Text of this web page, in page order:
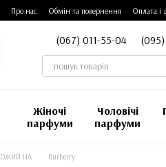
Про нас Обмін та повернення Оплата і
(067) 011-55-04
Жіночі
парфуми
Чоловічі
парфуми
НА Burberry